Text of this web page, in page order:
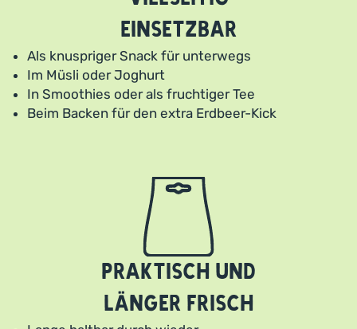
einsetzbar
Als knuspriger Snack für unterwegs
Im Müsli oder Joghurt
In Smoothies oder als fruchtiger Tee
Beim Backen für den extra Erdbeer-Kick
Praktisch und
länger frisch